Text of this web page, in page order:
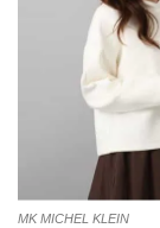
MK MICHEL KLEIN